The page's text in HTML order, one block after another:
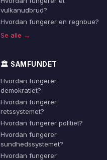
vulkanudbrud?
Hvordan fungerer en regnbue?
Se alle →
🏛️ SAMFUNDET
Hvordan fungerer
demokratiet?
Hvordan fungerer
retssystemet?
Hvordan fungerer politiet?
Hvordan fungerer
sundhedssystemet?
Hvordan fungerer